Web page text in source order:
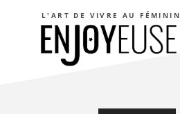
L'ART DE VIVRE AU FÉMININ